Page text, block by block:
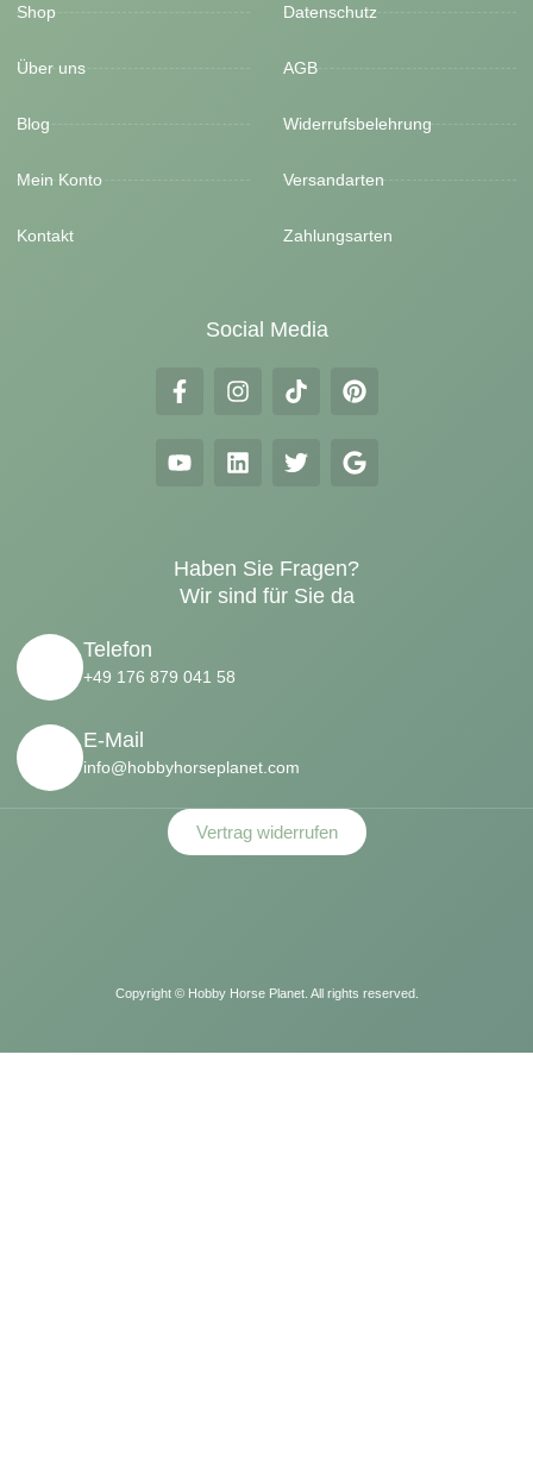
Shop
Über uns
Blog
Mein Konto
Kontakt
Datenschutz
AGB
Widerrufsbelehrung
Versandarten
Zahlungsarten
Social Media
Haben Sie Fragen?
Wir sind für Sie da
Telefon
+49 176 879 041 58
E-Mail
info@hobbyhorseplanet.com
Vertrag widerrufen
Copyright © Hobby Horse Planet. All rights reserved.